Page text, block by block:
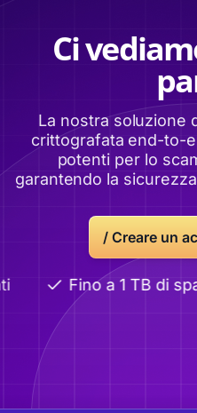
Ci
La nostra soluzione
crittografata end-to-
potenti per lo
garantendo la
/ Creare un
Fino a 1 TB di